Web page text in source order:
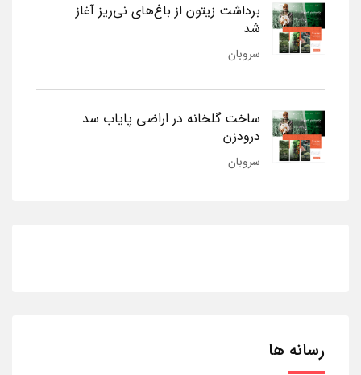
برداشت زیتون از باغ‌های نی‌ریز آغاز
شد
سروبان
ساخت گلخانه در اراضی پایاب سد
درودزن
سروبان
رسانه ها